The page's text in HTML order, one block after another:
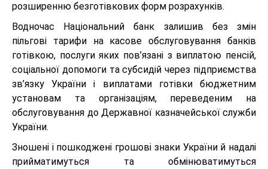
розширенню безготівкових форм розрахунків.
Водночас Національний банк залишив без змін
пільгові тарифи на касове обслуговування банків
готівкою, послуги яких пов’язані з виплатою пенсій,
соціальної допомоги та субсидій через підприємства
зв’язку України і виплатами готівки бюджетним
установам та організаціям, переведеним на
обслуговування до Державної казначейської служби
України.
Зношені і пошкоджені грошові знаки України й надалі
прийматимуться та обмінюватимуться